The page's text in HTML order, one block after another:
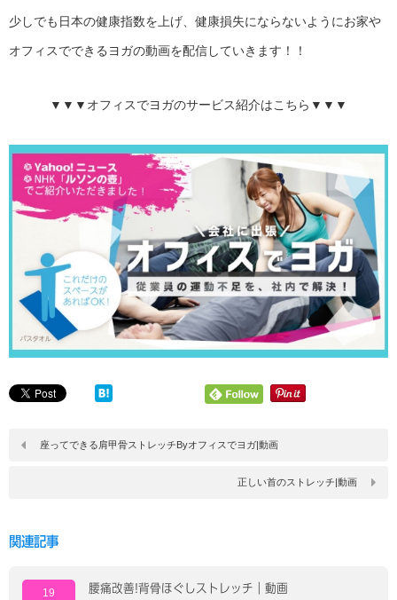
少しでも日本の健康指数を上げ、健康損失にならないようにお家や
オフィスでできるヨガの動画を配信していきます！！
▼▼▼オフィスでヨガのサービス紹介はこちら▼▼▼
座ってできる肩甲骨ストレッチByオフィスでヨガ|動画
正しい首のストレッチ|動画
関連記事
19 腰痛改善!背骨ほぐしストレッチ｜動画